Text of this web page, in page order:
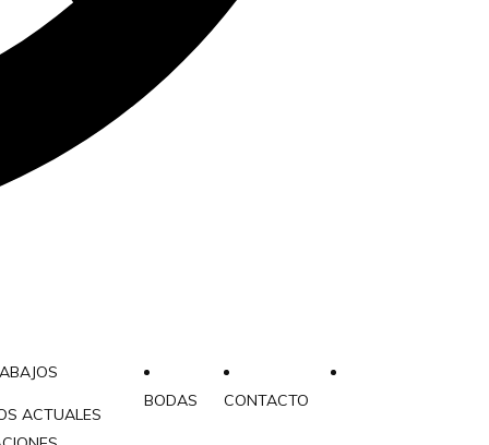
ACTUALES
BODAS CONTACTO